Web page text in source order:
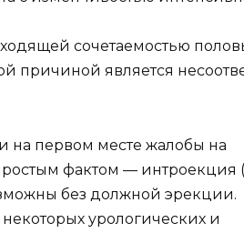
сочетаемостью
является
на первом месте жалобы на
фактом — интроекция
без должной эрекции.
урологических и